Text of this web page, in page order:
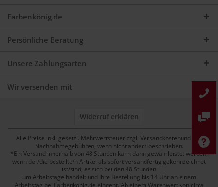
Farbenkönig.de
Persönliche Beratung
Unsere Zahlungsarten
Wir versenden mit
Widerruf erklären
Alle Preise inkl. gesetzl. Mehrwertsteuer zzgl. Versandkostenund ggf.
Nachnahmegebühren, wenn nicht anders beschrieben.
*Ein Versand innerhalb von 48 Stunden kann dann gewährleistet werden,
wenn der/die bestellte/n Artikel als sofort versandfertig gekennzeichnet
ist/sind, es sich bei den 48 Stunden
um Arbeitstage handelt und Ihre Bestellung bis 14 Uhr an einem
Arbeitstag bei Farbenkönig.de eingeht. Ab einem Warenwert von circa